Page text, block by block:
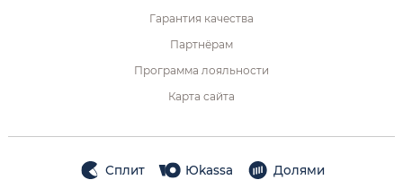
Гарантия качества
Партнёрам
Программа лояльности
Карта сайта
Сплит Юkassa Долями